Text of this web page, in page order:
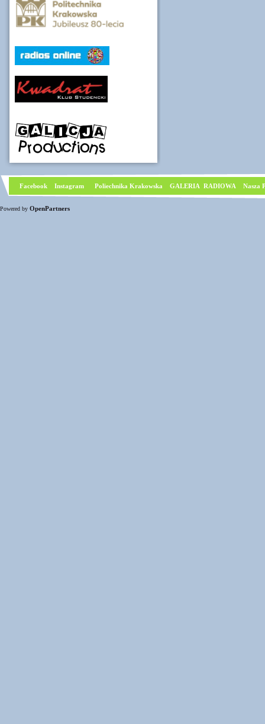
Facebook Instagram Poliechnika Krakowska GALERIA RADIOWA Nasza
Powered by OpenPartners